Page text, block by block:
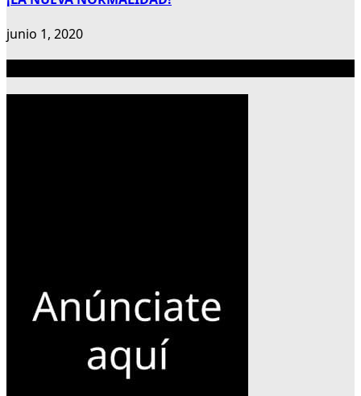
junio 1, 2020